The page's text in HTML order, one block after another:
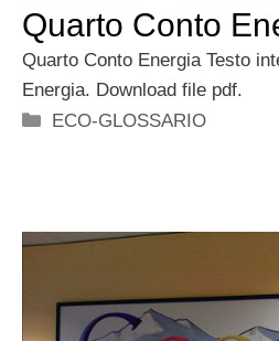
Quarto Conto
Quarto Conto Energia Testo
Energia. Download file pdf.
Categorie
ECO-GLOSSARIO